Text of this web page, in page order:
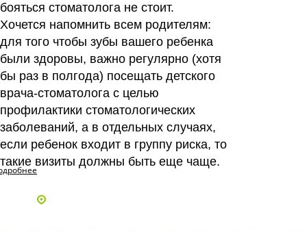
бояться стоматолога не стоит.
Хочется напомнить всем родителям:
для того чтобы зубы вашего ребенка
были здоровы, важно регулярно (хотя
бы раз в полгода) посещать детского
врача-стоматолога с целью
профилактики стоматологических
заболеваний, а в отдельных случаях,
если ребенок входит в группу риска, то
такие визиты должны быть еще чаще.